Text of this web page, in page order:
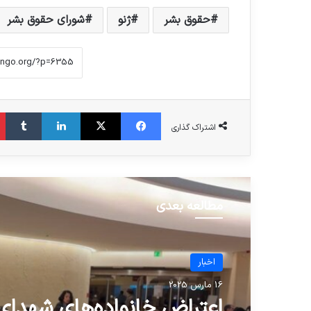
حقوق بشر ژنو شورای حقوق بشر
اشتراک گذاری
فیس بوک X لینکدین
مطالعه بعدی
اخبار
16 مارس 2025